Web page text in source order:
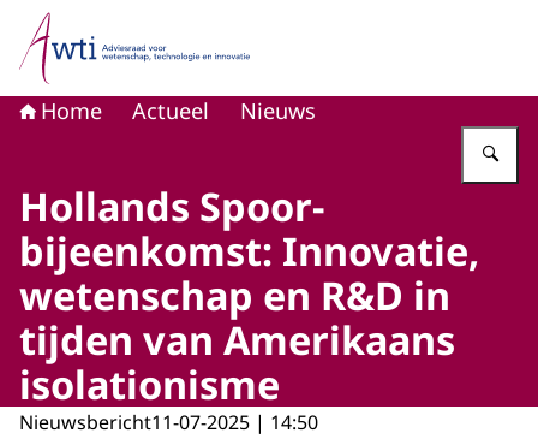
Naar de homepage van Adviesraad voor wetenschap,
Home Actueel Nieuws
Hollands Spoor-
bijeenkomst: Innovatie,
wetenschap en R&D in
tijden van Amerikaans
isolationisme
Nieuwsbericht11-07-2025 | 14:50